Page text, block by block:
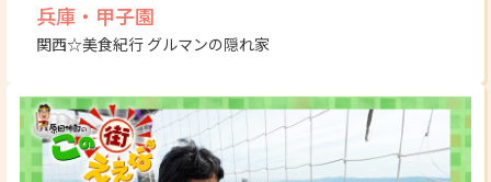
兵庫・甲子園
関西☆美食紀行 グルマンの隠れ家